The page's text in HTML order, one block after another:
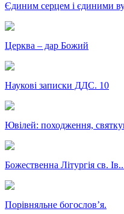
Єдиним серцем і єдиними
Церква – дар Божий
Наукові записки ДДС. 10
Ювілей: походження,
Божественна Літургія св.
Порівняльне богословʼя.